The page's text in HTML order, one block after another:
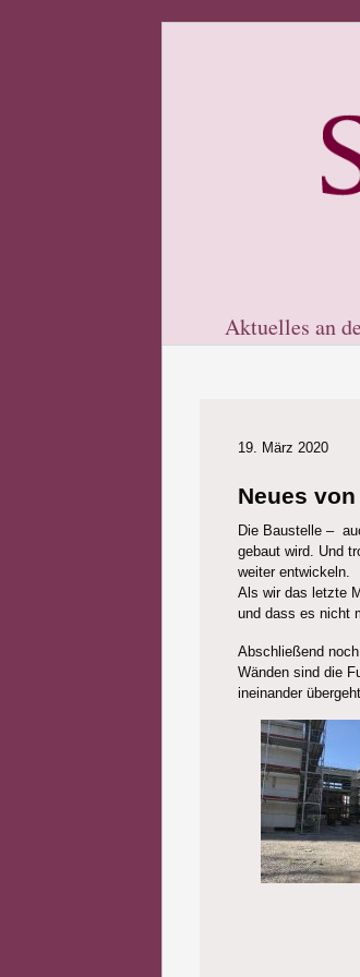
Aktuelles an
19. März 2020
Neues
Die Baustelle –
gebaut wird. Und
weiter entwickeln.
Als wir das letzte
und dass es nicht
Abschließend
Wänden sind die
ineinander